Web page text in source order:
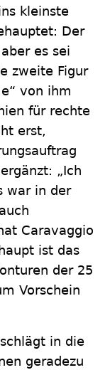
kleinste
Der
es sei
zweite Figur
von ihm
für rechte
erst,
„Ich
war in der
Caravaggio
ist das
der 25
Vorschein
in die
geradezu